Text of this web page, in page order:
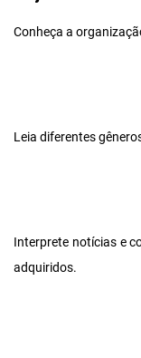
Conheça a
Leia diferentes
Interprete notícias e
adquiridos.